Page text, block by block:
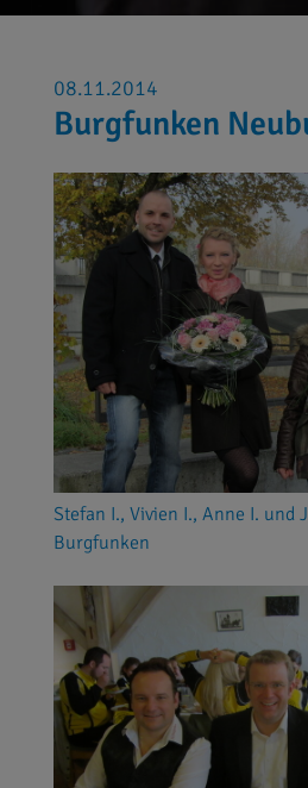
08.11.2014
Burgfunken
Stefan I., Vivien I., Anne I. und
Burgfunken